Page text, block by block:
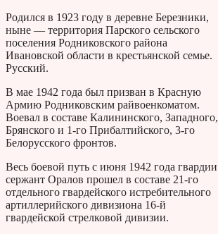
Родился в 1923 году в деревне Березники,
ныне — территория Парского сельского
поселения Родниковского района
Ивановской области в крестьянской семье.
Русский.
В мае 1942 года был призван в Красную
Армию Родниковским райвоенкоматом.
Воевал в составе Калининского, Западного,
Брянского и 1-го Прибалтийского, 3-го
Белорусского фронтов.
Весь боевой путь с июня 1942 года гвардии
сержант Оралов прошел в составе 21-го
отдельного гвардейского истребительного
артиллерийского дивизиона 16-й
гвардейской стрелковой дивизии.